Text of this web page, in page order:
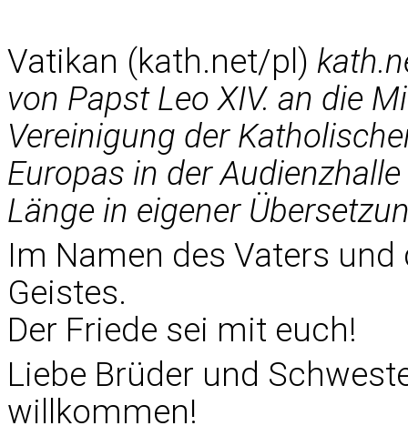
Vatikan (kath.net/pl)
von Papst Leo XIV. an die
Vereinigung der
Europas in der
Länge in eigener
Im Namen des Vaters
Geistes.
Der Friede sei mit euch!
Liebe Brüder und
willkommen!